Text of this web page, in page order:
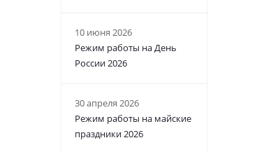
10 июня 2026
Режим работы на День
России 2026
30 апреля 2026
Режим работы на майские
праздники 2026